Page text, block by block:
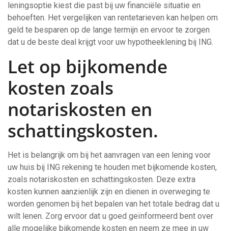
leningsoptie kiest die past bij uw financiële situatie en
behoeften. Het vergelijken van rentetarieven kan helpen om
geld te besparen op de lange termijn en ervoor te zorgen
dat u de beste deal krijgt voor uw hypotheeklening bij ING.
Let op bijkomende
kosten zoals
notariskosten en
schattingskosten.
Het is belangrijk om bij het aanvragen van een lening voor
uw huis bij ING rekening te houden met bijkomende kosten,
zoals notariskosten en schattingskosten. Deze extra
kosten kunnen aanzienlijk zijn en dienen in overweging te
worden genomen bij het bepalen van het totale bedrag dat u
wilt lenen. Zorg ervoor dat u goed geïnformeerd bent over
alle mogelijke bijkomende kosten en neem ze mee in uw